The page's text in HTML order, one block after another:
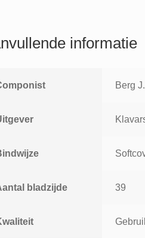
informatie
Berg
bladzijde 39